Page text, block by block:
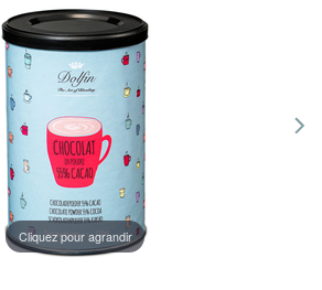
Cliquez pour agrandir